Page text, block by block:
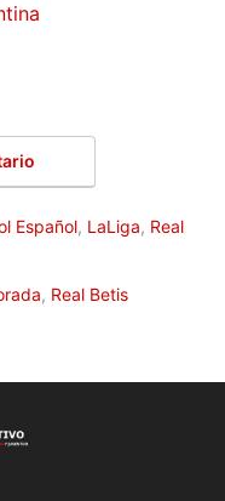
Español, LaLiga, Real
, Real Betis